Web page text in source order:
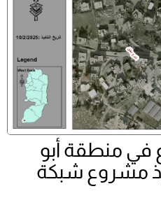
في منطقة أبو
مشروع شبكة